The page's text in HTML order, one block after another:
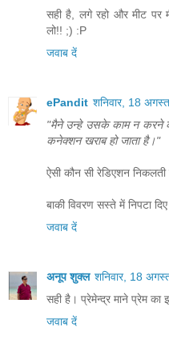
सही है, लगे रहो और मीट पर
लो!! ;) :P
जवाब दें
ePandit शनिवार, 18
"मैने उन्‍हे उसके काम न करने
कनेक्‍शन खराब हो जाता है।"
ऐसी कौन सी रेडिएशन
बाकी विवरण सस्ते में निपटा
जवाब दें
अनूप शुक्ल शनिवार, 18
सही है। प्रेमेन्द्र माने प्रेम का
जवाब दें